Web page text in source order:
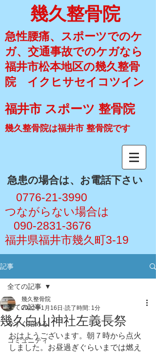
急性腰痛、スポーツでのケ
ガ、交通事故でのケガなら
福井市松本地区の幾久整骨
院 イクヒサセイコツイン
幾久整骨院
福井市 スポーツ 整骨院
幾久整骨院は福井市 整骨院です
​急患の場合は、お電話下さい
​ 0776-21-3990
​つながらない場合は
090-2831-3676
福井県福井市幾久町3-19
記事
全ての記事
今すぐ始める
コミュニティ
全ての記事
幾久白山神社左義長祭
幾久整骨院
2022年1月16日 読了時間: 1分
おはようございます。朝７時から点火
しました。お昼過ぎぐらいまでは燃え